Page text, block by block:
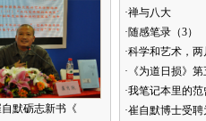
默砺志新书《
·禅与八大
·随感笔录（3）
·科学和艺术，
·《为道日损》
·我笔记本里的
·崔自默博士受